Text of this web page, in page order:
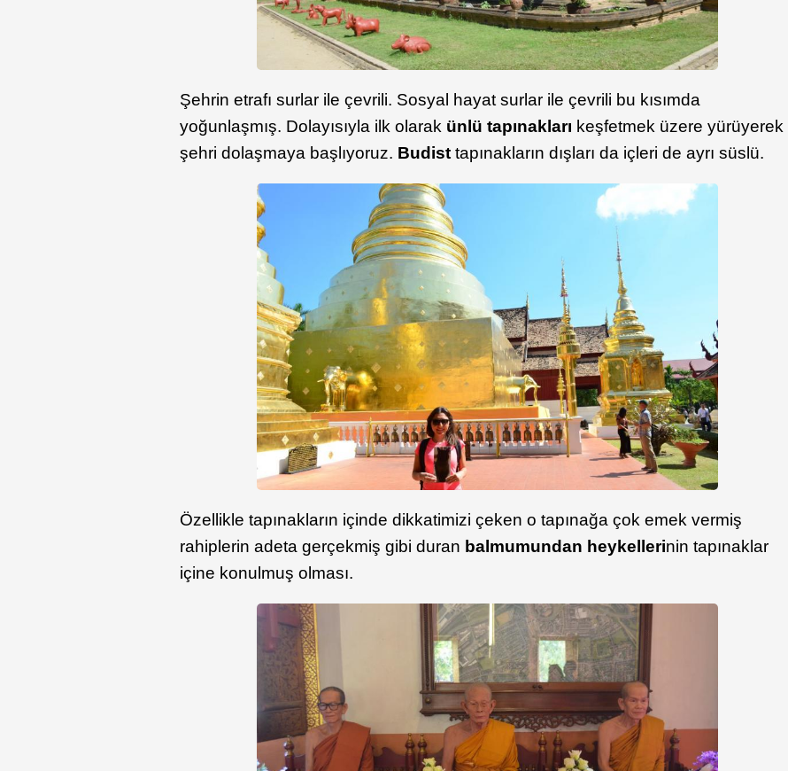
Şehrin etrafı surlar ile çevrili. Sosyal hayat surlar ile çevrili bu kısımda
yoğunlaşmış. Dolayısıyla ilk olarak ünlü tapınakları keşfetmek üzere yürüyerek
şehri dolaşmaya başlıyoruz. Budist tapınakların dışları da içleri de ayrı süslü.
Özellikle tapınakların içinde dikkatimizi çeken o tapınağa çok emek vermiş
rahiplerin adeta gerçekmiş gibi duran balmumundan heykellerinin tapınaklar
içine konulmuş olması.